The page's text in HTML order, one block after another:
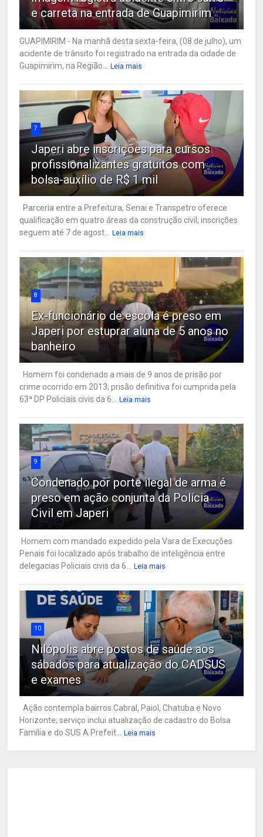
e carreta na entrada de Guapimirim
GUAPIMIRIM - Na manhã desta sexta-feira, (08 de julho), um
acidente de trânsito foi registrado na entrada da cidade de
Guapimirim, na Região...
Leia mais
7
Japeri abre inscrições para cursos
profissionalizantes gratuitos com
bolsa-auxílio de R$ 1 mil
Parceria entre a Prefeitura, Senai e Transpetro oferece
qualificação em quatro áreas da construção civil; inscrições
seguem até 7 de agost...
Leia mais
8
Ex-funcionário de escola é preso em
Japeri por estuprar aluna de 5 anos no
banheiro
Homem foi condenado a mais de 9 anos de prisão por
crime ocorrido em 2013; prisão definitiva foi cumprida pela
63ª DP Policiais civis da 6...
Leia mais
9
Condenado por porte ilegal de arma é
preso em ação conjunta da Polícia
Civil em Japeri
Homem com mandado expedido pela Vara de Execuções
Penais foi localizado após trabalho de inteligência entre
delegacias Policiais civis da 6...
Leia mais
10
Nilópolis abre postos de saúde aos
sábados para atualização do CADSUS
e exames
Ação contempla bairros Cabral, Paiol, Chatuba e Novo
Horizonte; serviço inclui atualização de cadastro do Bolsa
Família e do SUS A Prefeit...
Leia mais